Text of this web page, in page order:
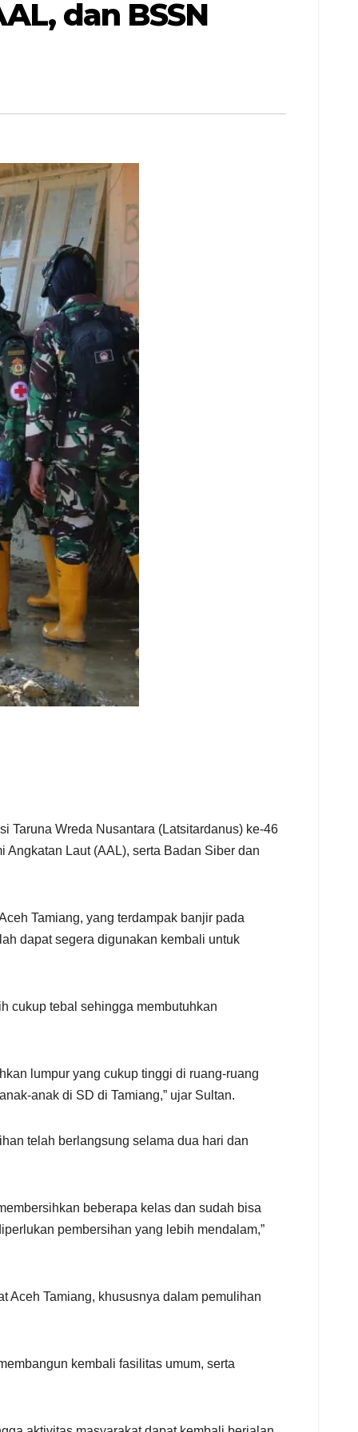
dan BSSN
Taruna Wreda Nusantara (Latsitardanus) ke-46
Laut (AAL), serta Badan Siber dan
Tamiang, yang terdampak banjir pada
dapat segera digunakan kembali untuk
cukup tebal sehingga membutuhkan
lumpur yang cukup tinggi di ruang-ruang
anak di SD di Tamiang,” ujar Sultan.
telah berlangsung selama dua hari dan
beberapa kelas dan sudah bisa
pembersihan yang lebih mendalam,”
Aceh Tamiang, khususnya dalam pemulihan
kembali fasilitas umum, serta